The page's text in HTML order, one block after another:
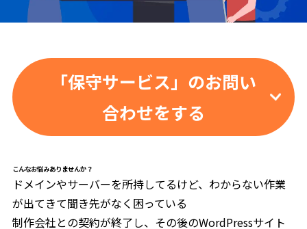
「保守サービス」のお問い
合わせをする
こんなお悩みありませんか？
ドメインやサーバーを所持してるけど、わからない作業
が出てきて聞き先がなく困っている
制作会社との契約が終了し、その後のWordPressサイト